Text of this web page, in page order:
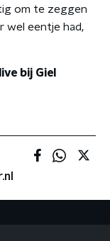
om te zeggen
wel eentje had,
bij Giel